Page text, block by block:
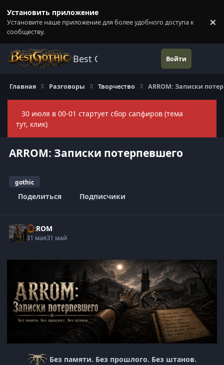
Установить приложение
Установите наше приложение для более удобного доступа к
сообществу.
×
Best Gothic Forums Войти
Главная Разговоры Творчество ARROM: Записки
30 июля в 00-01 стартует сбор сапфиров (тема
тут, клик)
ARROM: Записки потерпевшего
gothic
Поделиться Подписчики
ARROM
31 мая31 май
Без памяти. Без прошлого. Без штанов.